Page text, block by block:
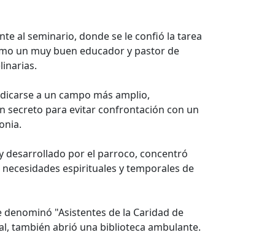
al seminario, donde se le confió la tarea
un muy buen educador y pastor de
a un campo más amplio,
secreto para evitar confrontación con un
desarrollado por el parroco, concentró
espirituales y temporales de
"Asistentes de la Caridad de
también abrió una biblioteca ambulante.